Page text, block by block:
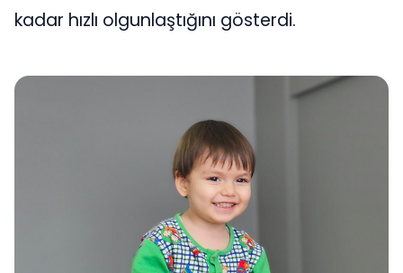
kadar hızlı olgunlaştığını gösterdi.